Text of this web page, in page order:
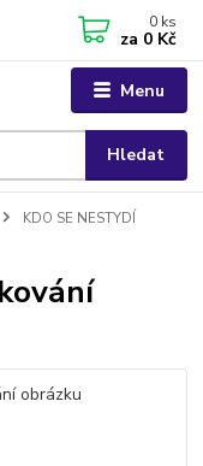
Menu
Hledat
0 ks
za 0 Kč
KDO SE NESTYDÍ